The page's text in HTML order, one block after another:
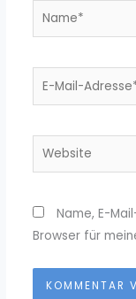
Name*
E-
Website
Name, E-
Browser für